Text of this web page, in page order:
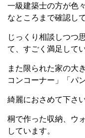
一級建築士の方が色
なところまで確認し
じっくり相談しつつ
て、すごく満足して
また限られた家の大
コンコーナー」「パ
綺麗におさめて下さ
桐で作った収納、ウ
しています。